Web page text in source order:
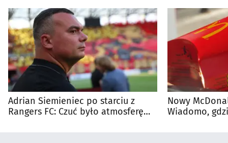
Adrian Siemieniec po starciu z
Rangers FC: Czuć było atmosferę
Nowy
Wiadomo,